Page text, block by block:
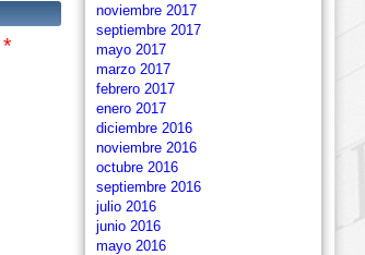
noviembre 2017
septiembre 2017
mayo 2017
marzo 2017
febrero 2017
enero 2017
diciembre 2016
noviembre 2016
octubre 2016
septiembre 2016
julio 2016
junio 2016
mayo 2016
*